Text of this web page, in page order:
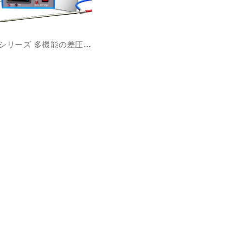
RVFT シリーズ 多機能の差圧、風速、気流モニタ